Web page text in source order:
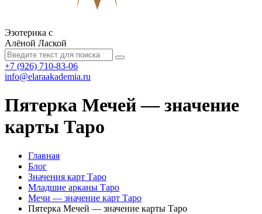
Эзотерика с
Алёной Лаской
+7 (926) 710-83-06
info@elaraakademia.ru
Пятерка Мечей — значение
карты Таро
Главная
Блог
Значения карт Таро
Младшие арканы Таро
Мечи — значение карт Таро
Пятерка Мечей — значение карты Таро